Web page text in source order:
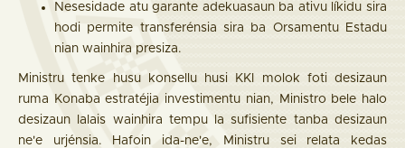
Nesesidade atu garante adekuasaun ba ativu líkidu sira
hodi permite transferénsia sira ba Orsamentu Estadu
nian wainhira presiza.
Ministru tenke husu konsellu husi KKI molok foti desizaun
ruma Konaba estratéjia investimentu nian, Ministro bele halo
desizaun lalais wainhira tempu la sufisiente tanba desizaun
ne'e urjénsia. Hafoin ida-ne'e, Ministru sei relata kedas